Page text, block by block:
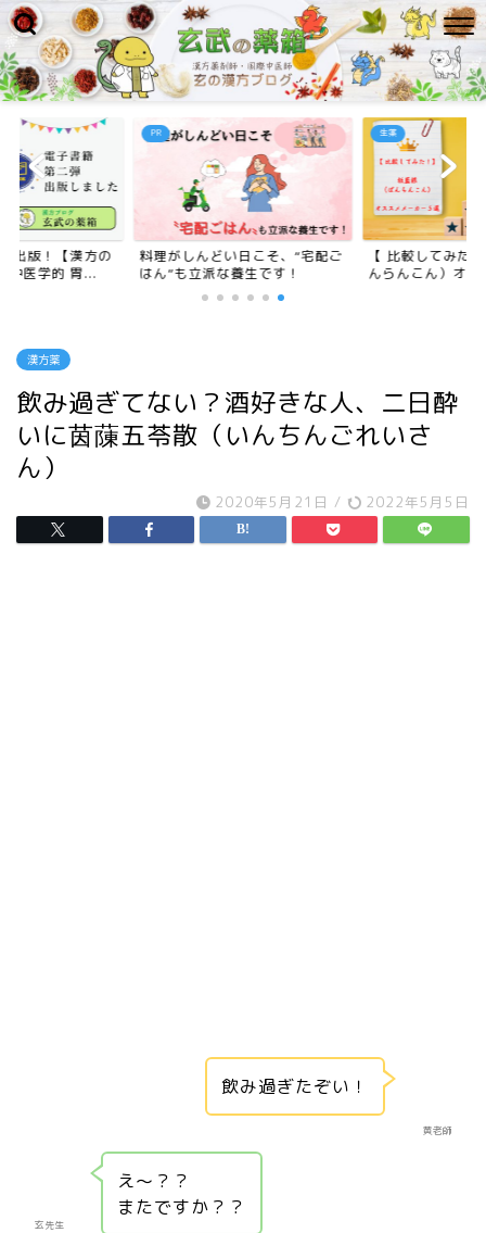
出版！【漢方の
中医学的 胃...
PR
料理がしんどい日こそ、“宅配ご
はん”も立派な養生です！
生薬
【 比較してみた
んらんこん）オ
漢方薬
飲み過ぎてない？酒好きな人、二日酔
いに茵蔯五苓散（いんちんごれいさ
ん）
2020年5月21日 / 2022年5月5日
黄老師
飲み過ぎたぞい！
玄先生
え～？？
またですか？？